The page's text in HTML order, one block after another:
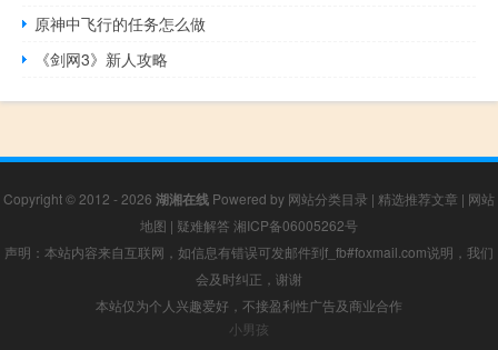
原神中飞行的任务怎么做
《剑网3》新人攻略
Copyright © 2012 - 2026 湖湘在线 Powered by 网站分类目录 | 精选推荐文章 | 网站
地图 | 疑难解答 湘ICP备06005262号
声明：本站内容来自互联网，如信息有错误可发邮件到f_fb#foxmail.com说明，我们
会及时纠正，谢谢
本站仅为个人兴趣爱好，不接盈利性广告及商业合作
小男孩